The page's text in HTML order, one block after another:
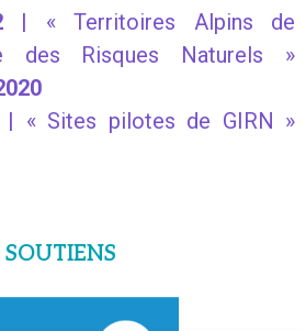
| « Territoires Alpins de
des Risques Naturels »
| « Sites pilotes de GIRN »
SOUTIENS